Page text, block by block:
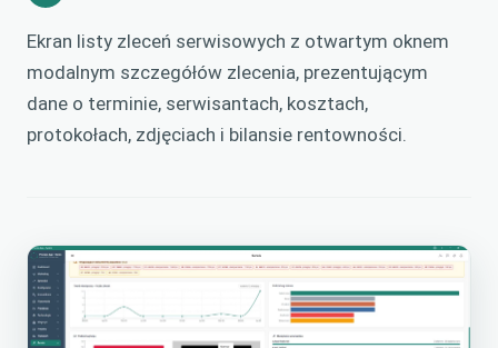
Ekran listy zleceń serwisowych z otwartym oknem
modalnym szczegółów zlecenia, prezentującym
dane o terminie, serwisantach, kosztach,
protokołach, zdjęciach i bilansie rentowności.